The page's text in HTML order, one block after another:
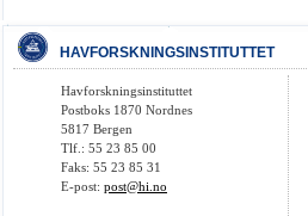
HAVFORSKNINGSINSTITUTTET
Havforskningsinstituttet
Postboks 1870 Nordnes
5817 Bergen
Tlf.: 55 23 85 00
Faks: 55 23 85 31
E-post: post@hi.no